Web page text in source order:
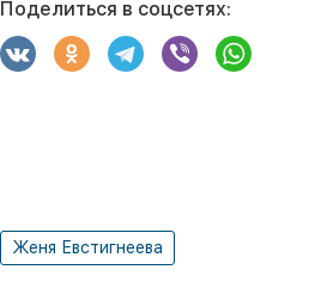
Поделиться в соцсетях:
Женя Евстигнеева